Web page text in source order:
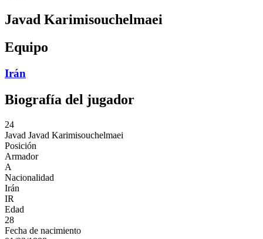
Javad Karimisouchelmaei
Equipo
Irán
Biografía del jugador
24
Javad Javad Karimisouchelmaei
Posición
Armador
A
Nacionalidad
Irán
IR
Edad
28
Fecha de nacimiento